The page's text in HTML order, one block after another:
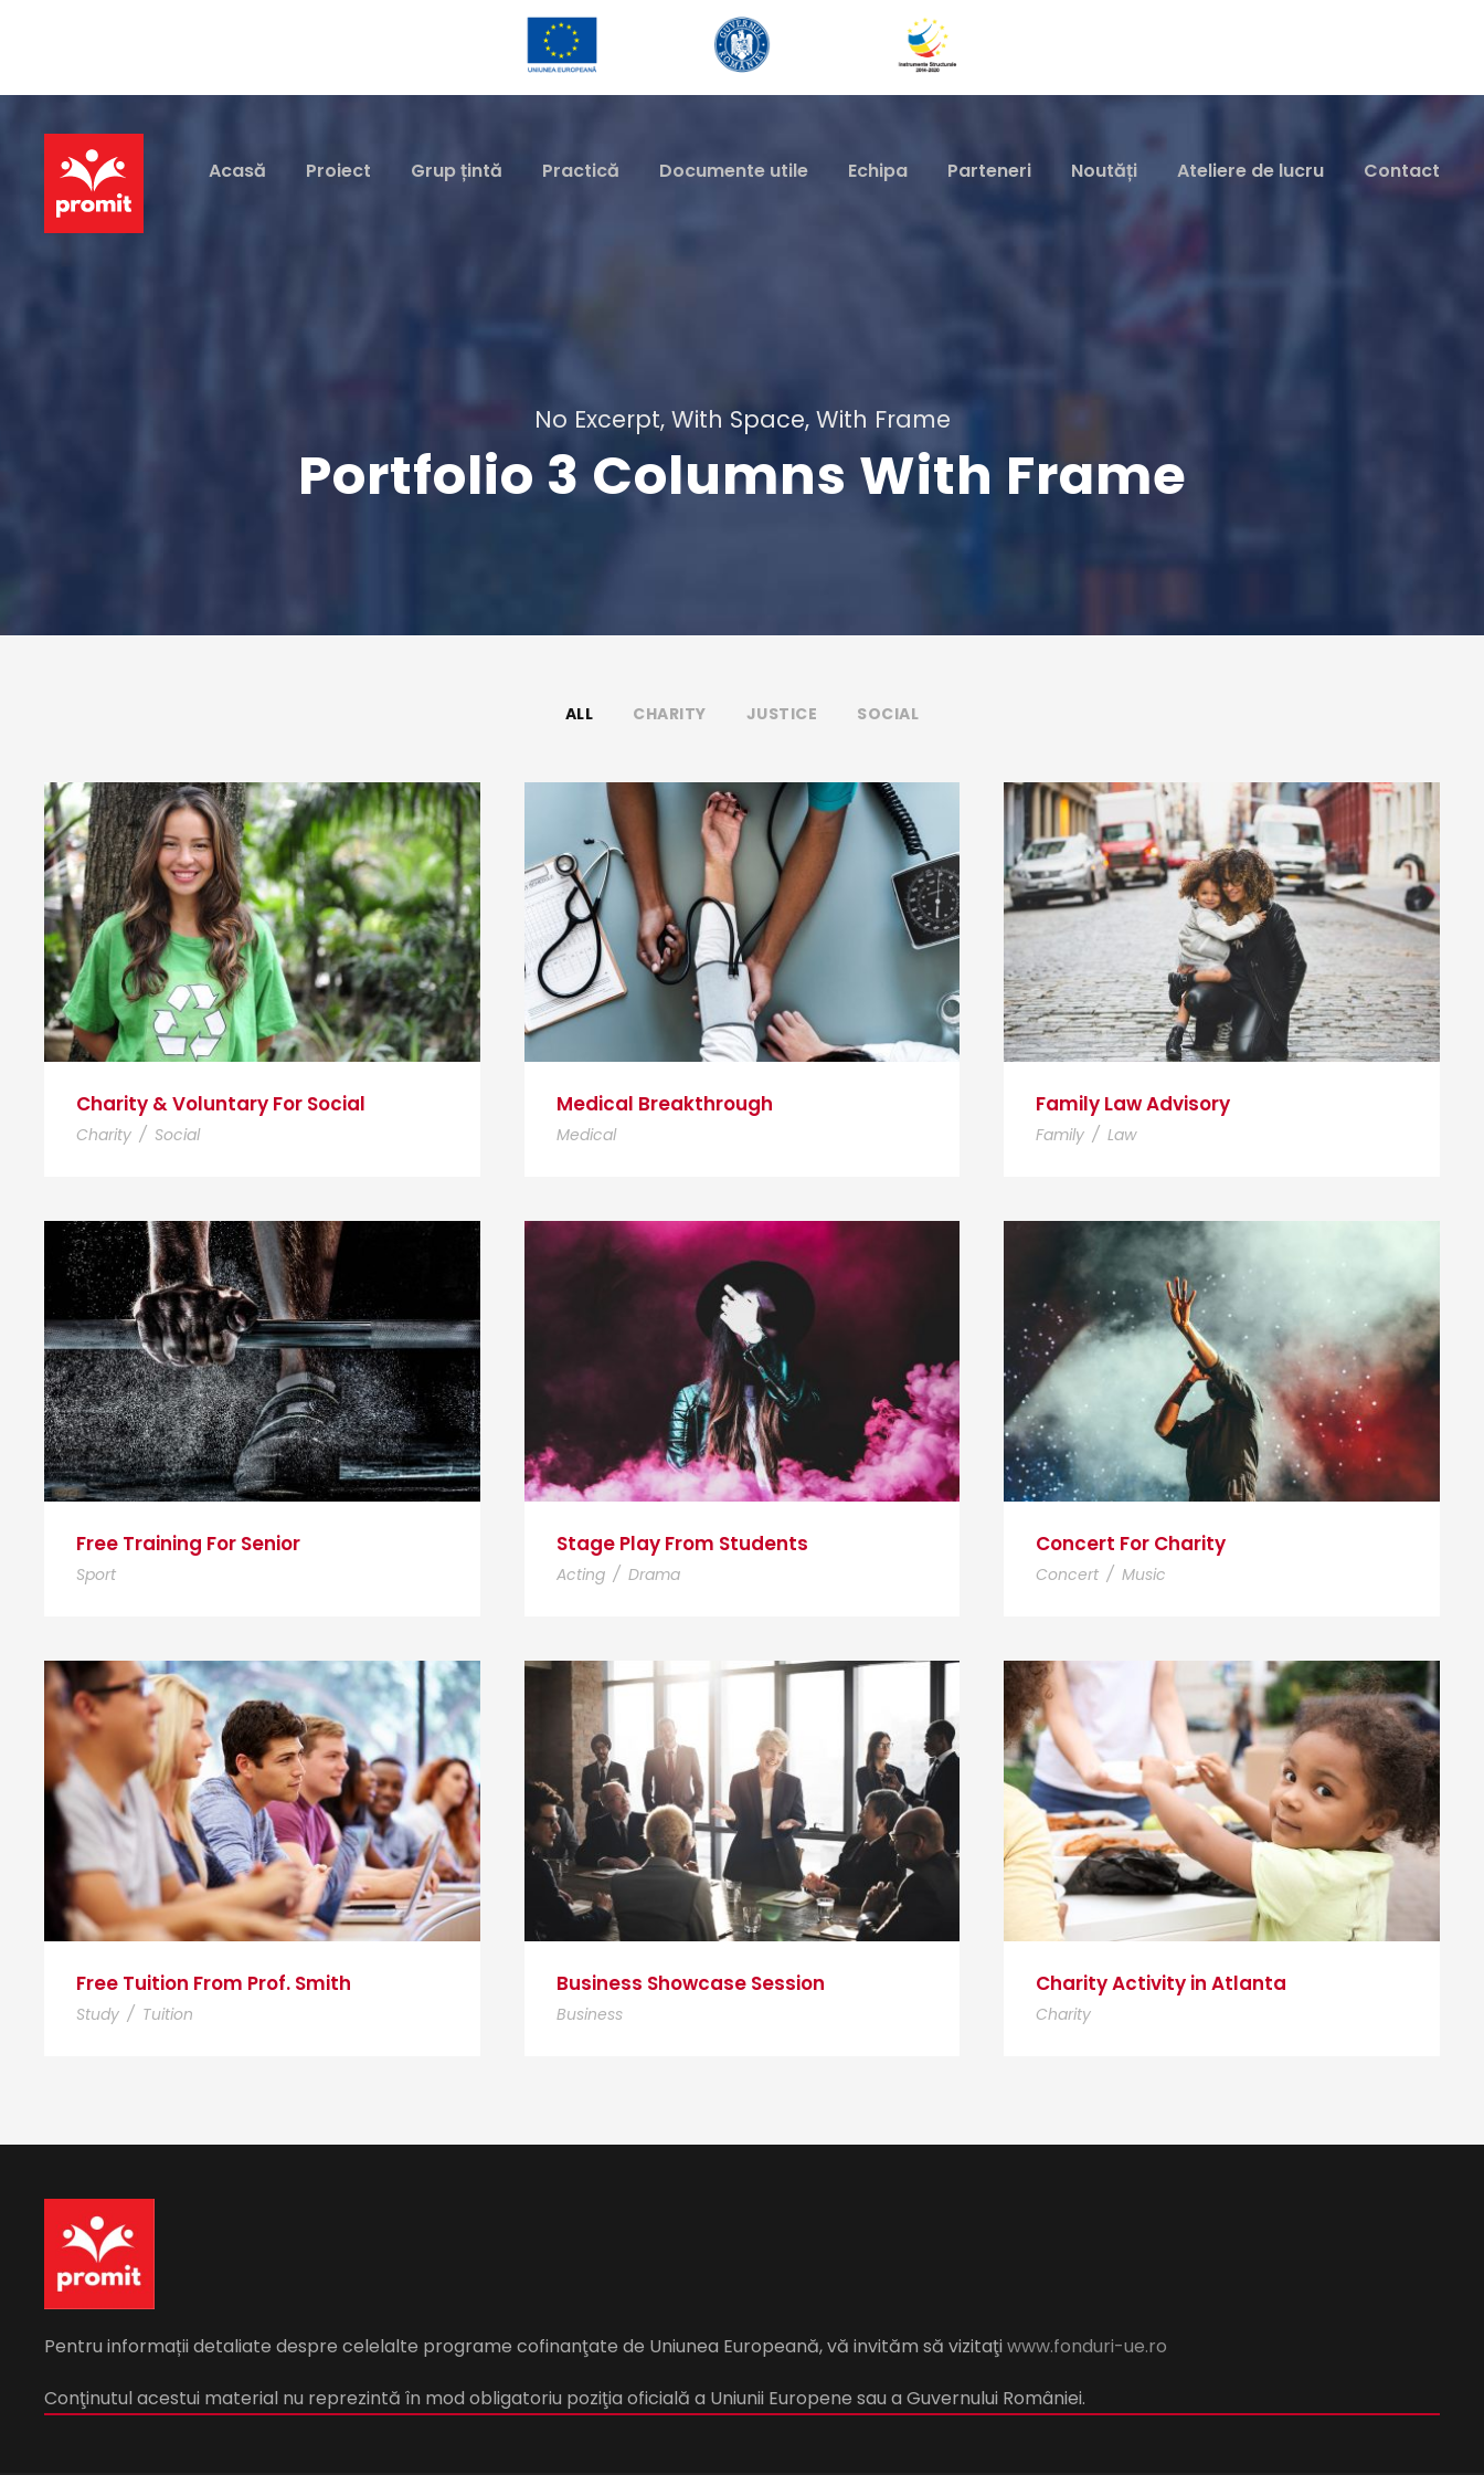
Acasă Proiect Grup țintă Practică Documente utile Echipa Parteneri Noutăți Ateliere de lucru Contact
No Excerpt, With Space, With Frame
Portfolio 3 Columns With Frame
ALL CHARITY JUSTICE SOCIAL
Charity & Voluntary For Social
Charity / Social
Medical Breakthrough
Medical
Family Law Advisory
Family / Law
Free Training For Senior
Sport
Stage Play From Students
Acting / Drama
Concert For Charity
Concert / Music
Free Tuition From Prof. Smith
Study / Tuition
Business Showcase Session
Business
Charity Activity in Atlanta
Charity
Pentru informații detaliate despre celelalte programe cofinanţate de Uniunea Europeană, vă invităm să vizitaţi www.fonduri-ue.ro
Conţinutul acestui material nu reprezintă în mod obligatoriu poziţia oficială a Uniunii Europene sau a Guvernului României.